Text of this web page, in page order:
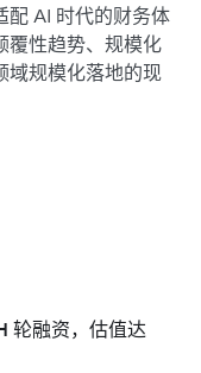
配 AI 时代的财务体
覆性趋势、规模化
域规模化落地的现
轮融资，估值达